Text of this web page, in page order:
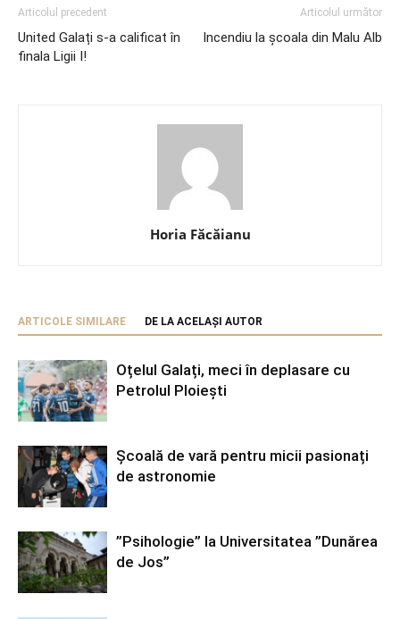
Articolul precedent
United Galați s-a calificat în
finala Ligii I!
Articolul următor
Incendiu la școala din Malu Alb
Horia Făcăianu
ARTICOLE SIMILARE DE LA ACELAȘI AUTOR
Oțelul Galați, meci în deplasare cu
Petrolul Ploiești
Școală de vară pentru micii pasionați
de astronomie
”Psihologie” la Universitatea ”Dunărea
de Jos”